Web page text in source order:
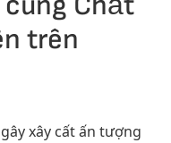
trên
xây cất ấn tượng